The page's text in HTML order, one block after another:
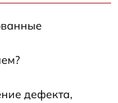
дефекта,